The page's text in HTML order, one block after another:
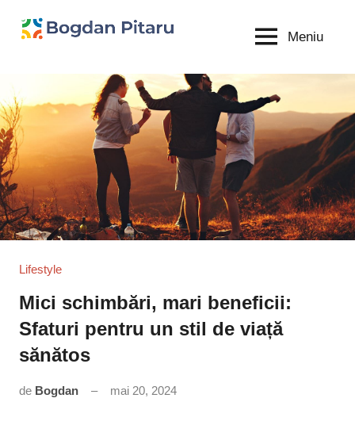
Bogdan
Pitaru
Meniu
Lifestyle
Mici schimbări, mari beneficii:
Sfaturi pentru un stil de viață
sănătos
de Bogdan mai 20, 2024